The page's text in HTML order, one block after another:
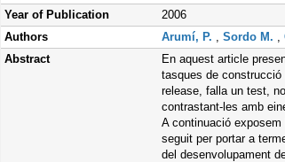
Year of Publication
2006
Authors
Arumí, P. Sordo M.
Abstract
En aquest article
tasques de
release, falla un test,
contrastant-les amb
A continuació
seguit per portar a
del desenvolupament